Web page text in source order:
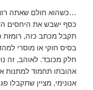
…כשהוא חולם שאתה
כסף ישבש את היחסים
תקבל מכתב כזה, רומזת
בסיס חוקי או מוסרי
חלק מכובד. לאוהב, זה
אהובתו תחמוד למתנות
אנונימי, מציין שתקבלו